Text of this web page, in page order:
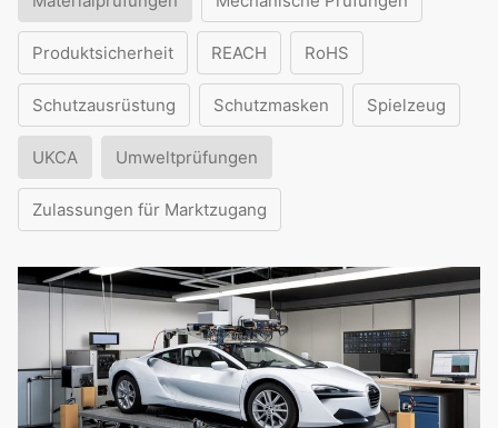
Produktsicherheit REACH RoHS
Schutzausrüstung Schutzmasken Spielzeug
UKCA Umweltprüfungen
Zulassungen für Marktzugang